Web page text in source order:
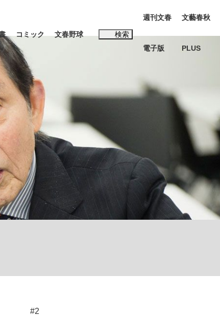
タビュー
日本代表“敗戦”の真実 選手が明かす...
棋
コミック 文春野球 検索
松田聖子
週刊文春
電子版
文藝春秋
PLUS
#2